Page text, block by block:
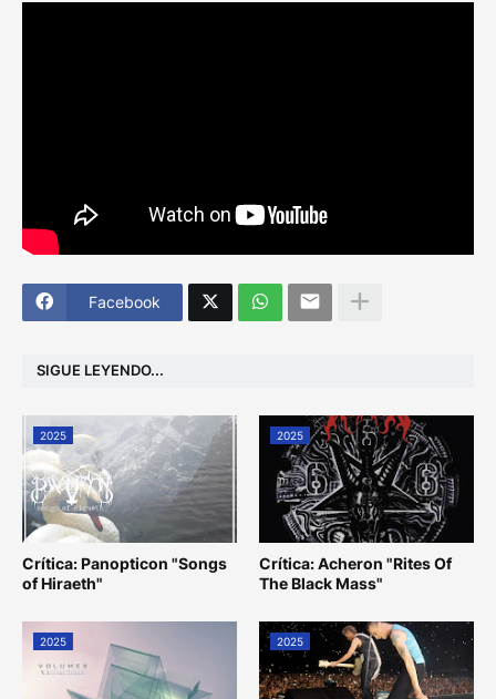
Facebook
SIGUE LEYENDO...
2025
Crítica: Panopticon "Songs
of Hiraeth"
2025
Crítica: Acheron "Rites Of
The Black Mass"
2025 2025